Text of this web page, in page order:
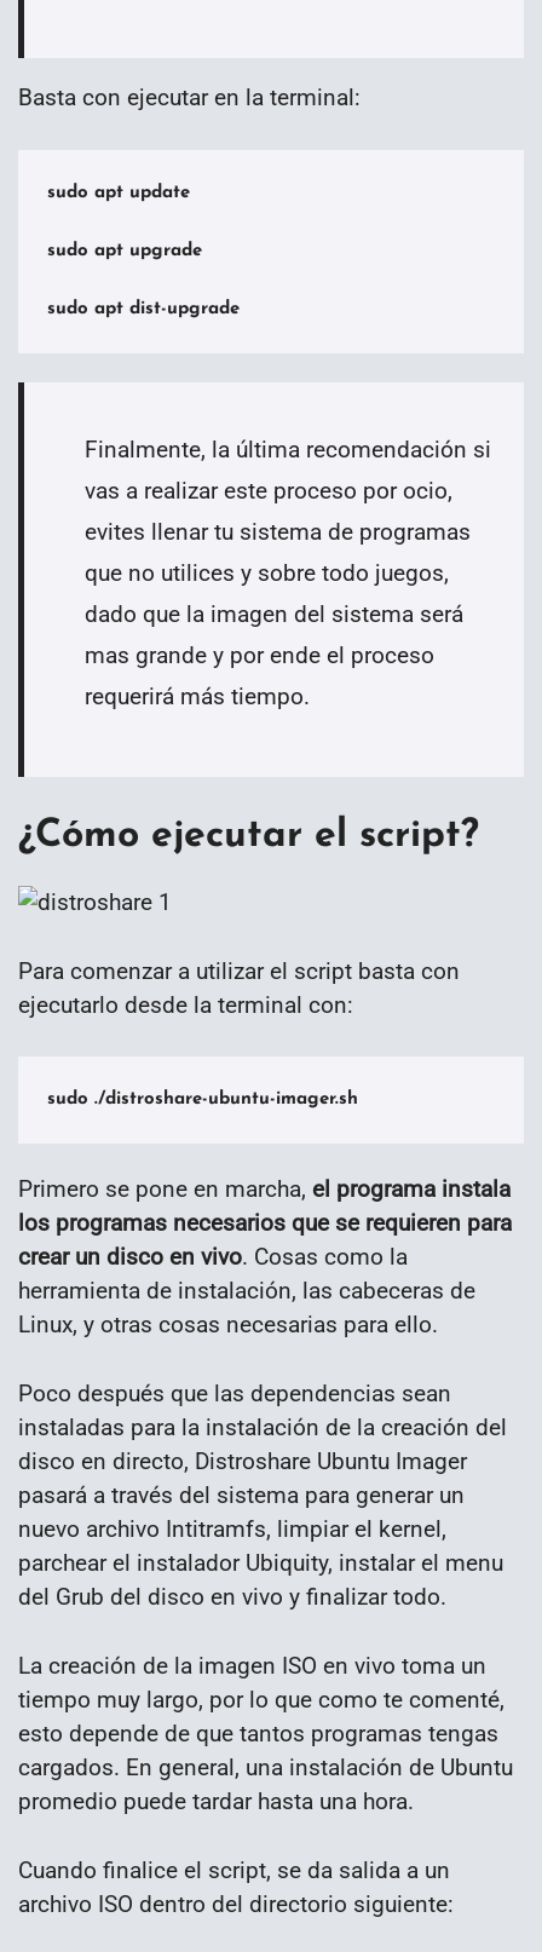
Basta con ejecutar en la terminal:
sudo apt update
sudo apt upgrade
sudo apt dist-upgrade
Finalmente, la última recomendación si
vas a realizar este proceso por ocio,
evites llenar tu sistema de programas
que no utilices y sobre todo juegos,
dado que la imagen del sistema será
mas grande y por ende el proceso
requerirá más tiempo.
¿Cómo ejecutar el script?
Para comenzar a utilizar el script basta con
ejecutarlo desde la terminal con:
sudo ./distroshare-ubuntu-imager.sh
Primero se pone en marcha, el programa instala
los programas necesarios que se requieren para
crear un disco en vivo. Cosas como la
herramienta de instalación, las cabeceras de
Linux, y otras cosas necesarias para ello.
Poco después que las dependencias sean
instaladas para la instalación de la creación del
disco en directo, Distroshare Ubuntu Imager
pasará a través del sistema para generar un
nuevo archivo Intitramfs, limpiar el kernel,
parchear el instalador Ubiquity, instalar el menu
del Grub del disco en vivo y finalizar todo.
La creación de la imagen ISO en vivo toma un
tiempo muy largo, por lo que como te comenté,
esto depende de que tantos programas tengas
cargados. En general, una instalación de Ubuntu
promedio puede tardar hasta una hora.
Cuando finalice el script, se da salida a un
archivo ISO dentro del directorio siguiente: